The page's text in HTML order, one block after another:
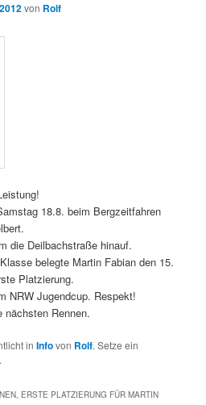
von Rolf
18.8. beim Bergzeitfahren
die Deilbachstraße hinauf.
belegte Martin Fabian den 15.
Platzierung.
NRW Jugendcup. Respekt!
nächsten Rennen.
inInfovon Rolf. Setze ein
.
ERSTE PLATZIERUNG FÜR MARTIN